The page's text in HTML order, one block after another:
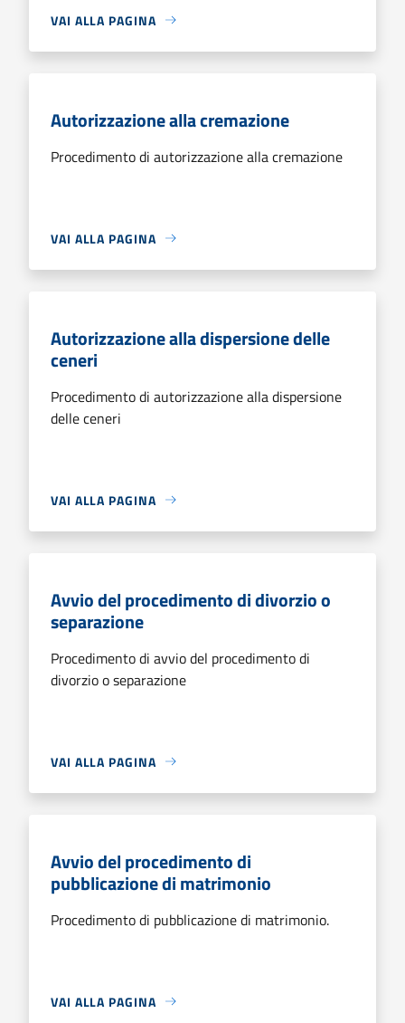
VAI ALLA PAGINA
Autorizzazione alla cremazione
Procedimento di autorizzazione alla cremazione
VAI ALLA PAGINA
Autorizzazione alla dispersione delle
ceneri
Procedimento di autorizzazione alla dispersione
delle ceneri
VAI ALLA PAGINA
Avvio del procedimento di divorzio o
separazione
Procedimento di avvio del procedimento di
divorzio o separazione
VAI ALLA PAGINA
Avvio del procedimento di
pubblicazione di matrimonio
Procedimento di pubblicazione di matrimonio.
VAI ALLA PAGINA